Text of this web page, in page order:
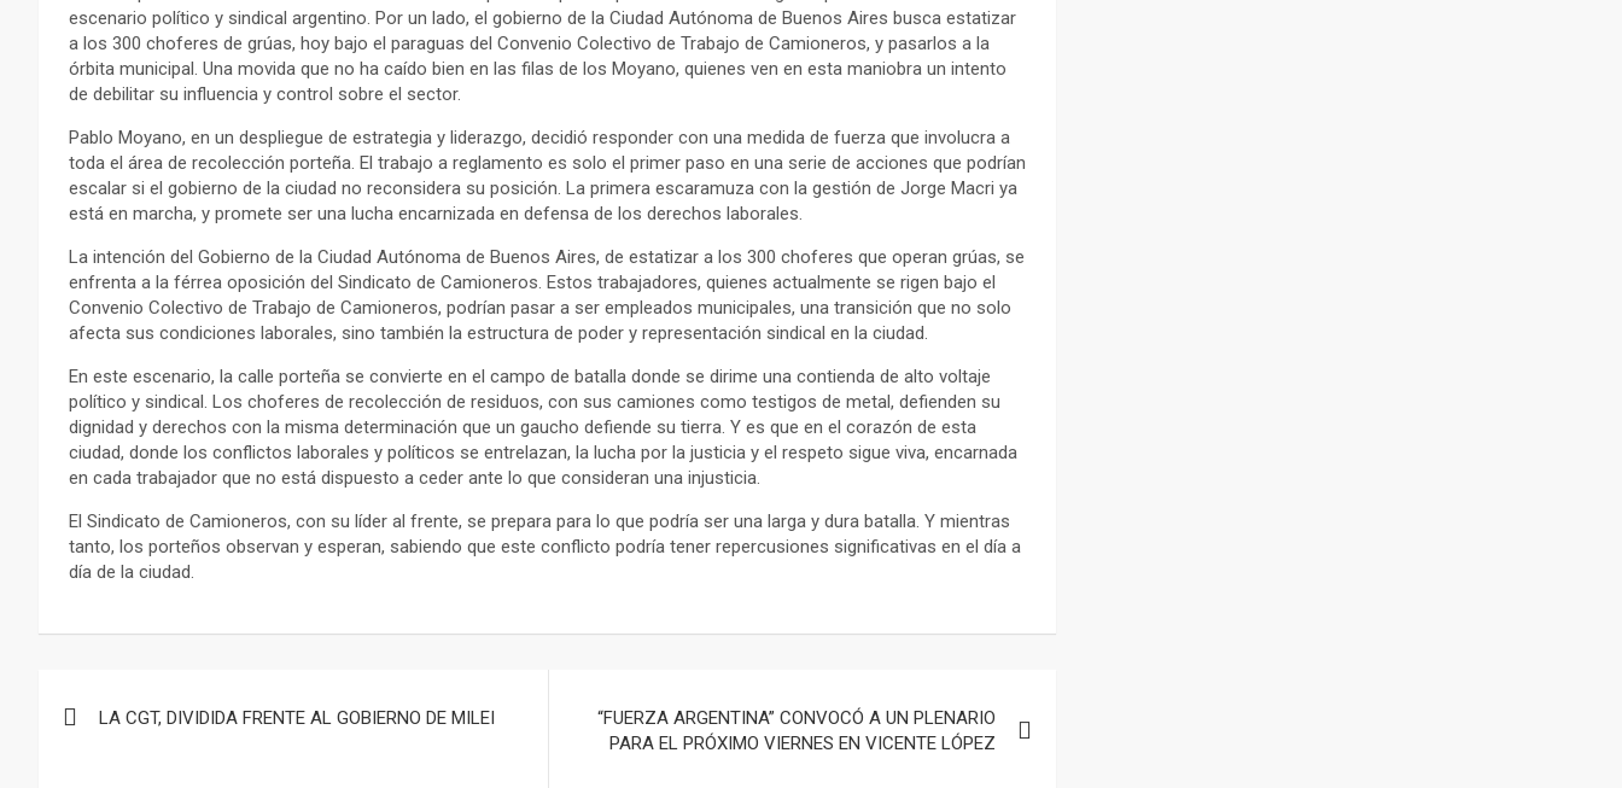
escenario político y sindical argentino. Por un lado, el gobierno de la Ciudad Autónoma de Buenos Aires busca estatizar
a los 300 choferes de grúas, hoy bajo el paraguas del Convenio Colectivo de Trabajo de Camioneros, y pasarlos a la
órbita municipal. Una movida que no ha caído bien en las filas de los Moyano, quienes ven en esta maniobra un intento
de debilitar su influencia y control sobre el sector.
Pablo Moyano, en un despliegue de estrategia y liderazgo, decidió responder con una medida de fuerza que involucra a
toda el área de recolección porteña. El trabajo a reglamento es solo el primer paso en una serie de acciones que podrían
escalar si el gobierno de la ciudad no reconsidera su posición. La primera escaramuza con la gestión de Jorge Macri ya
está en marcha, y promete ser una lucha encarnizada en defensa de los derechos laborales.
La intención del Gobierno de la Ciudad Autónoma de Buenos Aires, de estatizar a los 300 choferes que operan grúas, se
enfrenta a la férrea oposición del Sindicato de Camioneros. Estos trabajadores, quienes actualmente se rigen bajo el
Convenio Colectivo de Trabajo de Camioneros, podrían pasar a ser empleados municipales, una transición que no solo
afecta sus condiciones laborales, sino también la estructura de poder y representación sindical en la ciudad.
En este escenario, la calle porteña se convierte en el campo de batalla donde se dirime una contienda de alto voltaje
político y sindical. Los choferes de recolección de residuos, con sus camiones como testigos de metal, defienden su
dignidad y derechos con la misma determinación que un gaucho defiende su tierra. Y es que en el corazón de esta
ciudad, donde los conflictos laborales y políticos se entrelazan, la lucha por la justicia y el respeto sigue viva, encarnada
en cada trabajador que no está dispuesto a ceder ante lo que consideran una injusticia.
El Sindicato de Camioneros, con su líder al frente, se prepara para lo que podría ser una larga y dura batalla. Y mientras
tanto, los porteños observan y esperan, sabiendo que este conflicto podría tener repercusiones significativas en el día a
día de la ciudad.
LA CGT, DIVIDIDA FRENTE AL GOBIERNO DE MILEI
“FUERZA ARGENTINA” CONVOCÓ A UN PLENARIO
PARA EL PRÓXIMO VIERNES EN VICENTE LÓPEZ